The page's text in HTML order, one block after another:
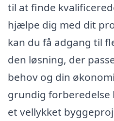
til at finde
hjælpe dig med dit
kan du få adgang til
den løsning, der
behov og din
grundig
et vellykket